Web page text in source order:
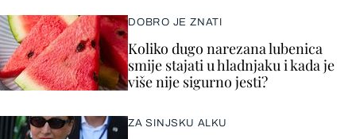
DOBRO JE ZNATI
Koliko dugo narezana lubenica
smije stajati u hladnjaku i kada je
više nije sigurno jesti?
ZA SINJSKU ALKU